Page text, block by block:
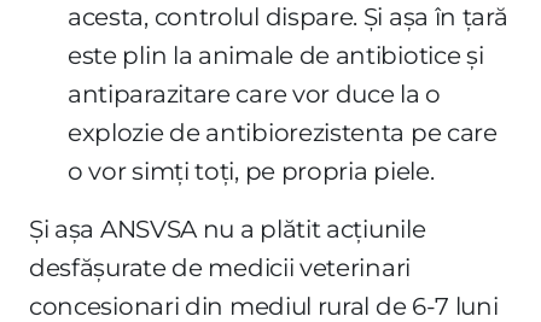
acesta, controlul dispare. Și așa în țară
este plin la animale de antibiotice și
antiparazitare care vor duce la o
explozie de antibiorezistenta pe care
o vor simți toți, pe propria piele.
Și așa ANSVSA nu a plătit acțiunile
desfășurate de medicii veterinari
concesionari din mediul rural de 6-7 luni